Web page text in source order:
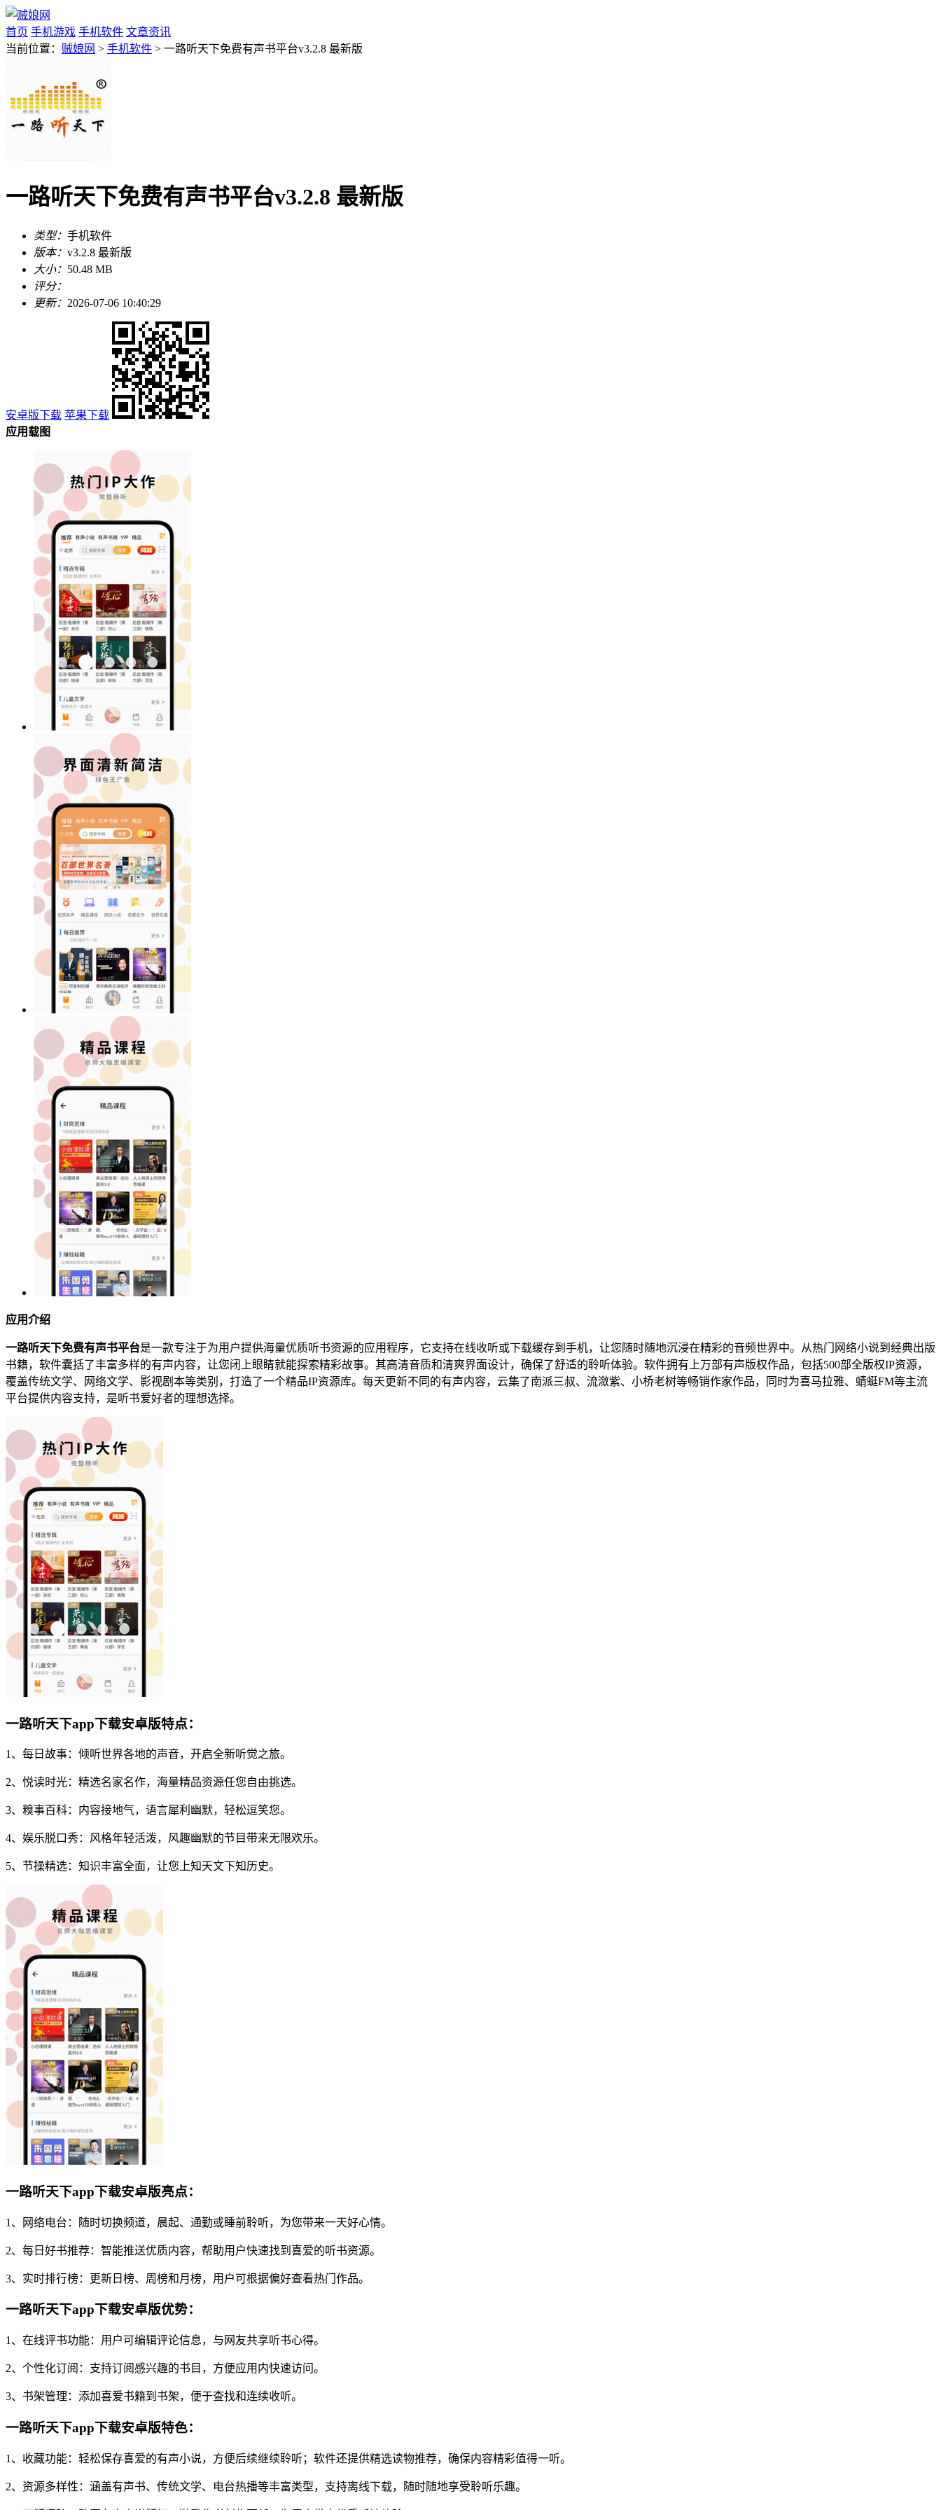
首页 手机游戏 手机软件 文章资讯
当前位置： 贼娘网 > 手机软件 > 一路听天下免费有声书平台v3.2.8 最新版
一路听天下免费有声书平台v3.2.8 最新版
类型： 手机软件
版本： v3.2.8 最新版
大小： 50.48 MB
评分：
更新： 2026-07-06 10:40:29
安卓版下载 苹果下载
应用载图
应用介绍
一路听天下免费有声书平台是一款专注于为用户提供海量优质听书资源的应用程序，它支持在线收听或下载缓存到手机，让您随时随地沉浸在精彩的音频世界中。从热门网络小说到经典出版
书籍，软件囊括了丰富多样的有声内容，让您闭上眼睛就能探索精彩故事。其高清音质和清爽界面设计，确保了舒适的聆听体验。软件拥有上万部有声版权作品，包括500部全版权IP资源，
覆盖传统文学、网络文学、影视剧本等类别，打造了一个精品IP资源库。每天更新不同的有声内容，云集了南派三叔、流潋紫、小桥老树等畅销作家作品，同时为喜马拉雅、蜻蜓FM等主流
平台提供内容支持，是听书爱好者的理想选择。
一路听天下app下载安卓版特点：
1、每日故事：倾听世界各地的声音，开启全新听觉之旅。
2、悦读时光：精选名家名作，海量精品资源任您自由挑选。
3、糗事百科：内容接地气，语言犀利幽默，轻松逗笑您。
4、娱乐脱口秀：风格年轻活泼，风趣幽默的节目带来无限欢乐。
5、节操精选：知识丰富全面，让您上知天文下知历史。
一路听天下app下载安卓版亮点：
1、网络电台：随时切换频道，晨起、通勤或睡前聆听，为您带来一天好心情。
2、每日好书推荐：智能推送优质内容，帮助用户快速找到喜爱的听书资源。
3、实时排行榜：更新日榜、周榜和月榜，用户可根据偏好查看热门作品。
一路听天下app下载安卓版优势：
1、在线评书功能：用户可编辑评论信息，与网友共享听书心得。
2、个性化订阅：支持订阅感兴趣的书目，方便应用内快速访问。
3、书架管理：添加喜爱书籍到书架，便于查找和连续收听。
一路听天下app下载安卓版特色：
1、收藏功能：轻松保存喜爱的有声小说，方便后续继续聆听；软件还提供精选读物推荐，确保内容精彩值得一听。
2、资源多样性：涵盖有声书、传统文学、电台热播等丰富类型，支持离线下载，随时随地享受聆听乐趣。